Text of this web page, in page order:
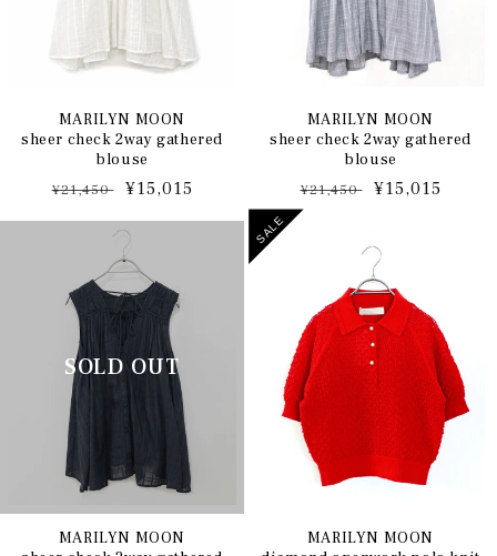
MARILYN MOON
sheer check 2way gathered
blouse
通
常
¥21,450
セ
ー
ル
価
格
¥15,015
MARILYN MOON
sheer check 2way gathered
blouse
通
常
¥21,450
セ
ル
価
格
¥15,015
MARILYN MOON
SALE
MARILYN MOON